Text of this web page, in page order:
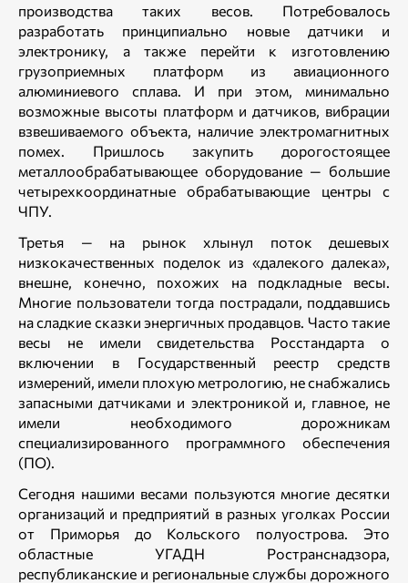
производства таких весов. Потребовалось
разработать принципиально новые датчики и
электронику, а также перейти к изготовлению
грузоприемных платформ из авиационного
алюминиевого сплава. И при этом, минимально
возможные высоты платформ и датчиков, вибрации
взвешиваемого объекта, наличие электромагнитных
помех. Пришлось закупить дорогостоящее
металлообрабатывающее оборудование — большие
четырехкоординатные обрабатывающие центры с
ЧПУ.
Третья — на рынок хлынул поток дешевых
низкокачественных поделок из «далекого далека»,
внешне, конечно, похожих на подкладные весы.
Многие пользователи тогда пострадали, поддавшись
на сладкие сказки энергичных продавцов. Часто такие
весы не имели свидетельства Росстандарта о
включении в Государственный реестр средств
измерений, имели плохую метрологию, не снабжались
запасными датчиками и электроникой и, главное, не
имели необходимого дорожникам
специализированного программного обеспечения
(ПО).
Сегодня нашими весами пользуются многие десятки
организаций и предприятий в разных уголках России
от Приморья до Кольского полуострова. Это
областные УГАДН Ространснадзора,
республиканские и региональные службы дорожного